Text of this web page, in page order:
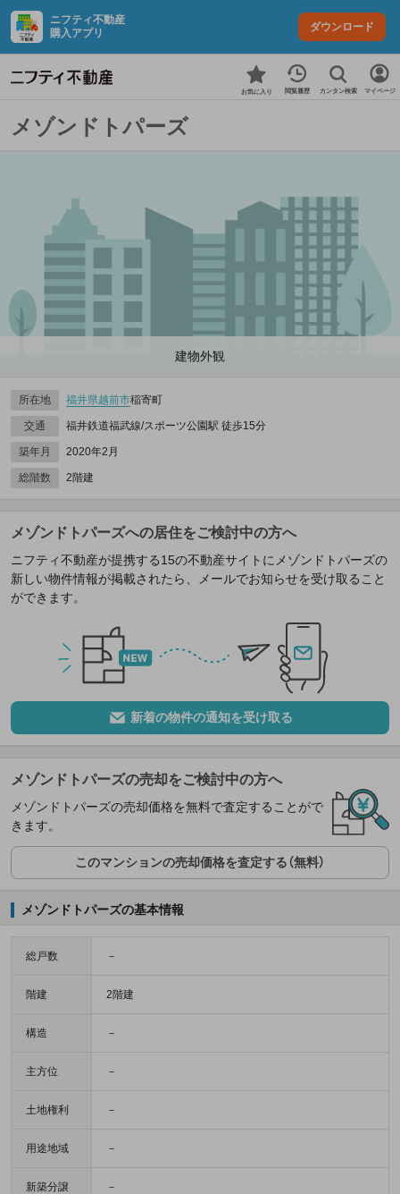
ニフティ不動産
購入アプリ
ダウンロード
お気に入り 閲覧履歴 カンタン検索 マイページ
メゾンドトパーズ
建物外観
所在地 福井県越前市稲寄町
交通 福井鉄道福武線/スポーツ公園駅 徒歩15分
築年月 2020年2月
総階数 2階建
メゾンドトパーズへの居住をご検討中の方へ
ニフティ不動産が提携する15の不動産サイトにメゾンドトパーズの
新しい物件情報が掲載されたら、メールでお知らせを受け取ること
ができます。
新着の物件の通知を受け取る
メゾンドトパーズの売却をご検討中の方へ
メゾンドトパーズの売却価格を無料で査定することがで
きます。
このマンションの売却価格を査定する（無料）
メゾンドトパーズの基本情報
総戸数 －
階建 2階建
構造 －
主方位 －
土地権利 －
用途地域 －
新築分譲
－